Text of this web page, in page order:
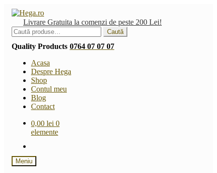
Sari
navigare
Sari
conținut
Livrare Gratuita la comenzi de peste 200 Lei!
Caută
după:
Caută
Quality Products 0764 07 07 07
Acasa
Despre Hega
Shop
Contul meu
Blog
Contact
0,00 lei 0
elemente
Meniu